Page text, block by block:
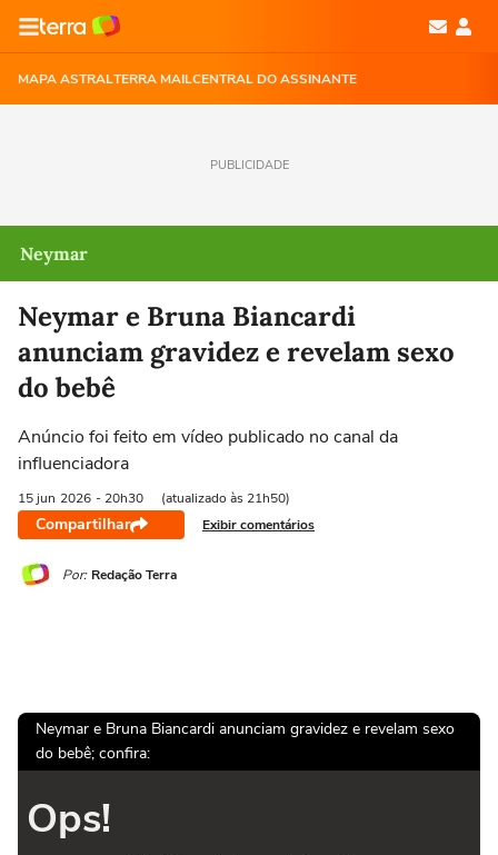
MAPA ASTRALTERRA MAILCENTRAL DO ASSINANTE
PUBLICIDADE
Neymar
Neymar e Bruna Biancardi
anunciam gravidez e revelam sexo
do bebê
Anúncio foi feito em vídeo publicado no canal da
influenciadora
15 jun 2026 - 20h30 (atualizado às 21h50)
Compartilhar Exibir comentários
Por: Redação Terra
Neymar e Bruna Biancardi anunciam gravidez e revelam sexo
do bebê; confira:
Ops!